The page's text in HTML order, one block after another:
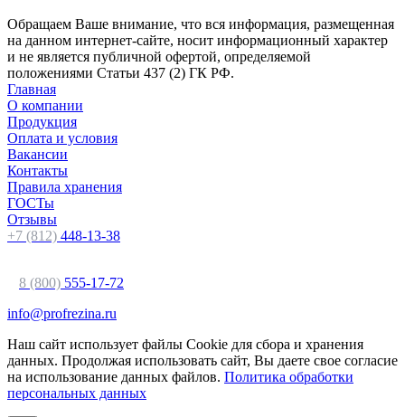
Обращаем Ваше внимание, что вся информация, размещенная
на данном интернет-сайте, носит информационный характер
и не является публичной офертой, определяемой
положениями Статьи 437 (2) ГК РФ.
Главная
О компании
Продукция
Оплата и условия
Вакансии
Контакты
Правила хранения
ГОСТы
Отзывы
+7 (812) 448-13-38
8 (800) 555-17-72
info@profrezina.ru
Наш сайт использует файлы Cookie для сбора и хранения
данных. Продолжая использовать сайт, Вы даете свое согласие
на использование данных файлов. Политика обработки
персональных данных